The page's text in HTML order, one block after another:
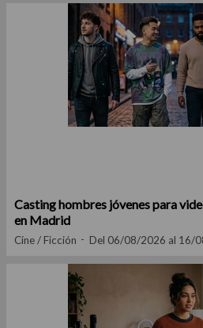
Casting hombres jóvenes para
en Madrid
Cine / Ficción Del 06/08/2026 al 16/